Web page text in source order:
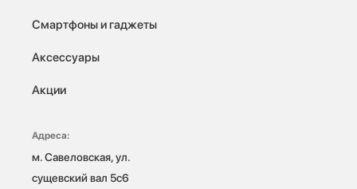
Смартфоны и гаджеты
Аксессуары
Акции
Адреса:
м. Савеловская, ул.
сущевский вал 5с6